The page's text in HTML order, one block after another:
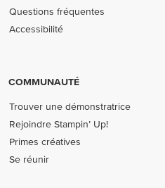
Questions fréquentes
Accessibilité
COMMUNAUTÉ
Trouver une démonstratrice
Rejoindre Stampin’ Up!
Primes créatives
Se réunir